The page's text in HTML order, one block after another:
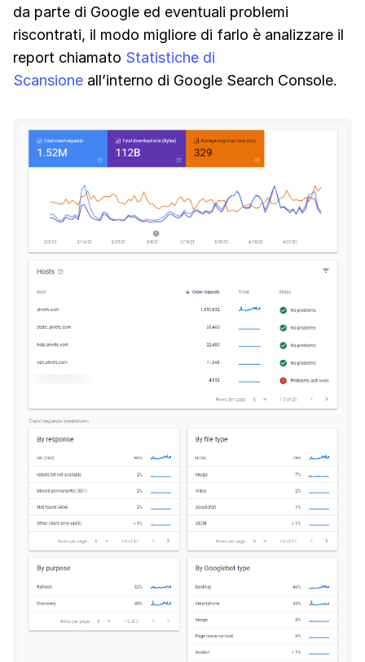
da parte di Google ed eventuali problemi
riscontrati, il modo migliore di farlo è analizzare il
report chiamato Statistiche di
Scansione all’interno di Google Search Console.